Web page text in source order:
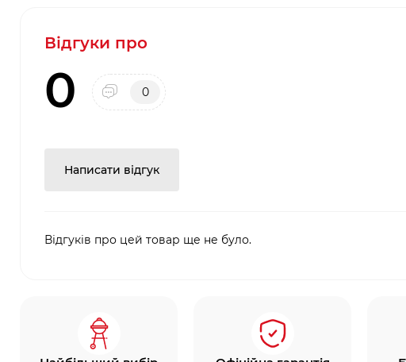
Відгуки про
0 0
Написати відгук
Відгуків про цей товар ще не було.